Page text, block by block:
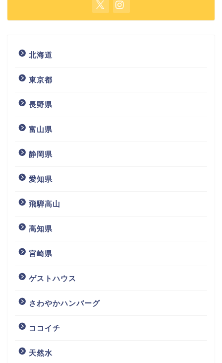
北海道
東京都
長野県
富山県
静岡県
愛知県
飛騨高山
高知県
宮崎県
ゲストハウス
さわやかハンバーグ
ココイチ
天然水